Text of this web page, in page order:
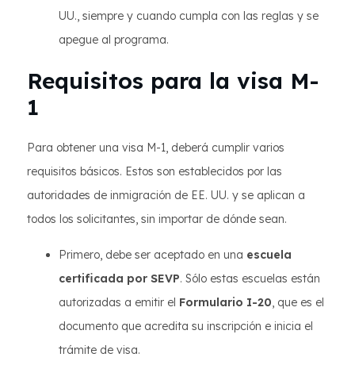
UU., siempre y cuando cumpla con las reglas y se
apegue al programa.
Requisitos para la visa M-
1
Para obtener una visa M-1, deberá cumplir varios
requisitos básicos. Estos son establecidos por las
autoridades de inmigración de EE. UU. y se aplican a
todos los solicitantes, sin importar de dónde sean.
Primero, debe ser aceptado en una escuela
certificada por SEVP. Sólo estas escuelas están
autorizadas a emitir el Formulario I-20, que es el
documento que acredita su inscripción e inicia el
trámite de visa.